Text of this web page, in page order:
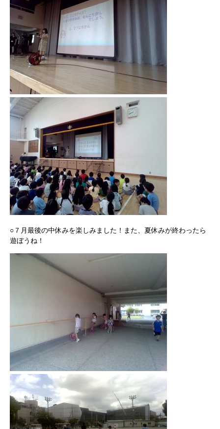
○７月最後の中休みを楽しみました！また、夏休みが終わったら
遊ぼうね！